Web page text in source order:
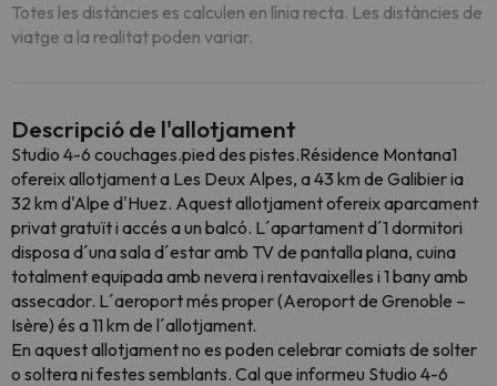
Totes les distàncies es calculen en línia recta. Les distàncies de
viatge a la realitat poden variar.
Descripció de l'allotjament
Studio 4-6 couchages.pied des pistes.Résidence Montana1
ofereix allotjament a Les Deux Alpes, a 43 km de Galibier ia
32 km d'Alpe d'Huez. Aquest allotjament ofereix aparcament
privat gratuït i accés a un balcó. L´apartament d´1 dormitori
disposa d´una sala d´estar amb TV de pantalla plana, cuina
totalment equipada amb nevera i rentavaixelles i 1 bany amb
assecador. L´aeroport més proper (Aeroport de Grenoble –
Isère) és a 11 km de l´allotjament.
En aquest allotjament no es poden celebrar comiats de solter
o soltera ni festes semblants. Cal que informeu Studio 4-6